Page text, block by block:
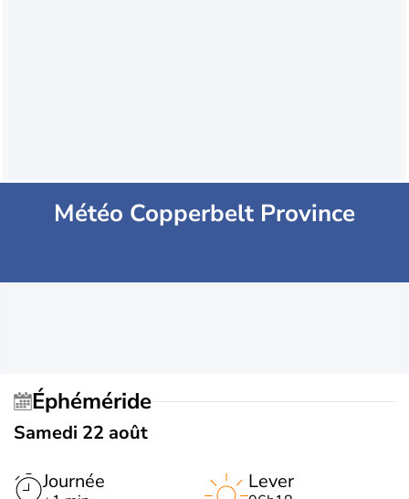
Météo Copperbelt Province
Éphéméride
Samedi 22 août
Journée
Lever